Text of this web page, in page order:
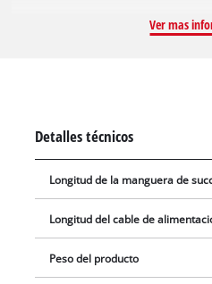
trabajo doméstico, para
del material textil, ya sean
húmedo de Einhell está
inoxidable resistente al óxido
Un tornillo de drenaje de agua
vaciar el tanque. El sistema de
36 mm mantiene un alto flujo de
Ver mas
Detalles técnicos
Longitud de la manguera de
Longitud del cable de
Peso del producto